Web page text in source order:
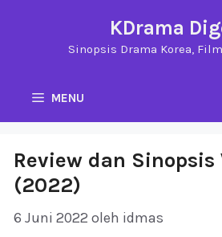
KDrama
Sinopsis Drama Korea,
MENU
Review dan Sinopsis
(2022)
6 Juni 2022 oleh idmas